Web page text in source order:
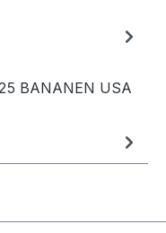
BANANEN USA